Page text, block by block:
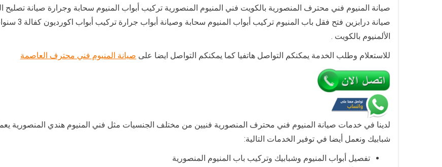
صيانة المنيوم فني محترف المنصورية بالكويت فني المنيوم المنصورية تركيب أبواب المنيوم سحابة وجرارة صيانة تصليح
صيانة
الألمنيوم بالكويت .
للاستعلام وطلب الخدمة يمكنكم التواصل هاتفيا كما يمكنكم التواصل ايضا على صيانة المنيوم فني محترف العاصمة
لدينا في خدمات صيانة المنيوم فني محترف المنصورية فنيين من مختلف الجنسيات مثل فني المنيوم هندي المنصورية
شبابيك ونعمل أيضا في توفير الخدمات التالية:
تفصيل أبواب المنيوم وشبابيك وتركيب باب المنيوم المنصورية